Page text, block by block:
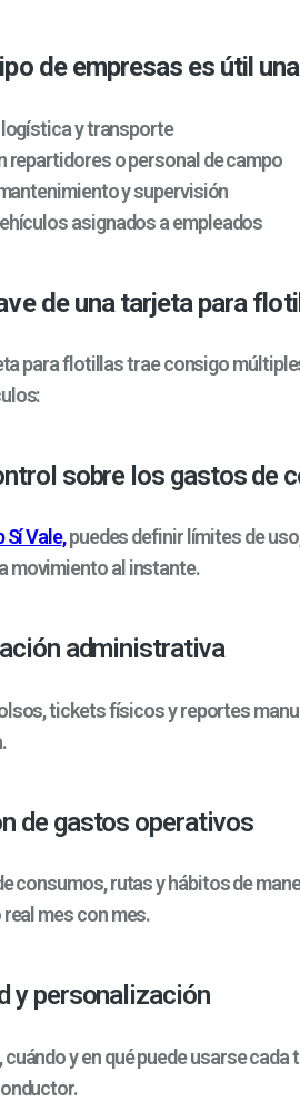
de empresas es útil
logística y transporte
repartidores o personal de campo
y supervisión
asignados a empleados
de una tarjeta para
para flotillas trae consigo
sobre los gastos de
Sí Vale,puedes definir límites de
movimiento al instante.
administrativa
tickets físicos y reportes
de gastos operativos
consumos, rutas y hábitos de
mes con mes.
y personalización
y en qué puede usarse